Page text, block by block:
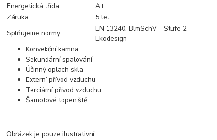
Energetická třída
A+
Záruka
5 let
Splňujeme normy
EN 13240, BlmSchV - Stufe 2,
Ekodesign
Konvekční kamna
Sekundární spalování
Účinný oplach skla
Externí přívod vzduchu
Terciární přívod vzduchu
Šamotové topeniště
Obrázek je pouze ilustrativní.